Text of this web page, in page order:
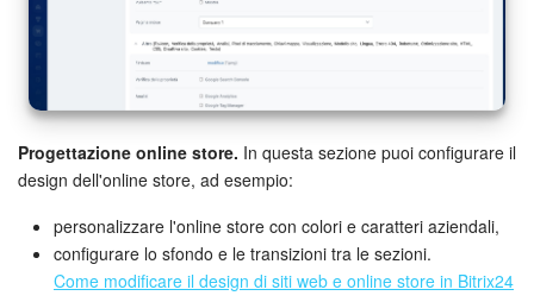
Progettazione online store. In questa sezione puoi configurare il
design dell'online store, ad esempio:
personalizzare l'online store con colori e caratteri aziendali,
configurare lo sfondo e le transizioni tra le sezioni.
Come modificare il design di siti web e online store in Bitrix24